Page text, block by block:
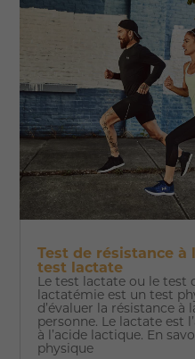
Test de résistance
test lactate
Le test lactate ou le test
lactatémie est un test
d’évaluer la résistance à
personne. Le lactate est
à l’acide lactique. En
physique